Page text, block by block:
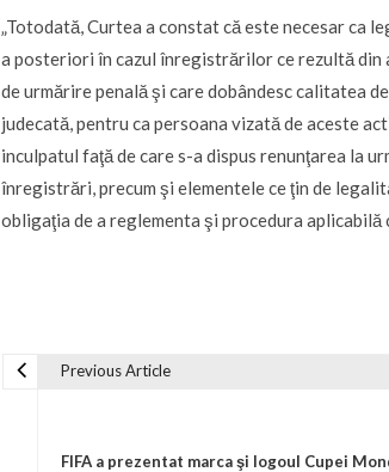
„Totodată, Curtea a constat că este necesar ca
a posteriori în cazul înregistrărilor ce rezultă
de urmărire penală şi care dobândesc calitatea
judecată, pentru ca persoana vizată de aceste
inculpatul faţă de care s-a dispus renunţarea la
înregistrări, precum şi elementele ce ţin de
obligaţia de a reglementa şi procedura
Previous Article
FIFA a prezentat marca şi logoul Cupei